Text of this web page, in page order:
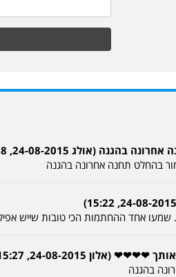
בהגנה (אולג 24-08-2015, 15:08)
בהחלט תחנה אחרונה בהגנה
שמעו אחד ההחתמות הכי טובות שייש
(אלון 24-08-2015, 15:27)
בהגנה